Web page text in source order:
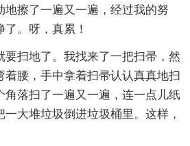
地擦了一遍又一遍，经过我的努
。呀，真累！
要扫地了。我找来了一把扫帚，然
着腰，手中拿着扫帚认认真真地扫
角落扫了一遍又一遍，连一点儿纸
大堆垃圾倒进垃圾桶里。这样，